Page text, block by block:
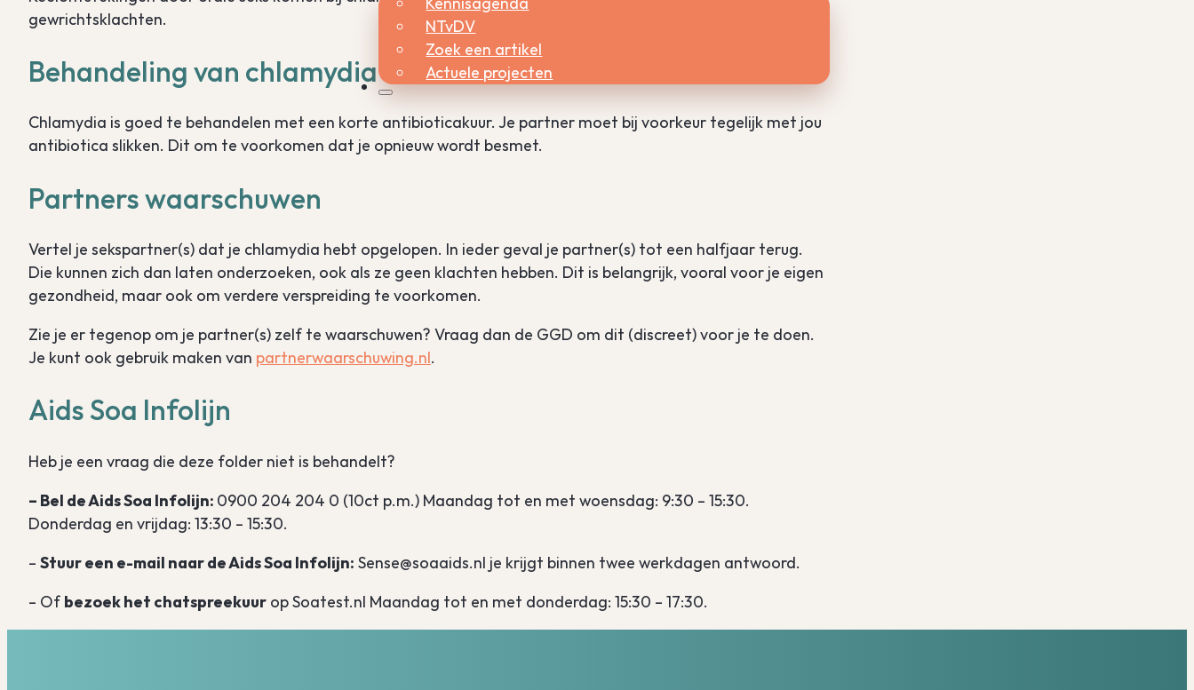
NTvDV
Zoek een artikel
Actuele projecten
gewrichtsklachten.
Behandeling van chlamydia
Chlamydia is goed te behandelen met een korte antibioticakuur. Je partner moet bij voorkeur tegelijk met jou
antibiotica slikken. Dit om te voorkomen dat je opnieuw wordt besmet.
Partners waarschuwen
Vertel je sekspartner(s) dat je chlamydia hebt opgelopen. In ieder geval je partner(s) tot een halfjaar terug.
Die kunnen zich dan laten onderzoeken, ook als ze geen klachten hebben. Dit is belangrijk, vooral voor je eigen
gezondheid, maar ook om verdere verspreiding te voorkomen.
Zie je er tegenop om je partner(s) zelf te waarschuwen? Vraag dan de GGD om dit (discreet) voor je te doen.
Je kunt ook gebruik maken van partnerwaarschuwing.nl.
Aids Soa Infolijn
Heb je een vraag die deze folder niet is behandelt?
– Bel de Aids Soa Infolijn: 0900 204 204 0 (10ct p.m.) Maandag tot en met woensdag: 9:30 – 15:30.
Donderdag en vrijdag: 13:30 – 15:30.
– Stuur een e-mail naar de Aids Soa Infolijn: Sense@soaaids.nl je krijgt binnen twee werkdagen antwoord.
– Of bezoek het chatspreekuurop Soatest.nl Maandag tot en met donderdag: 15:30 – 17:30.